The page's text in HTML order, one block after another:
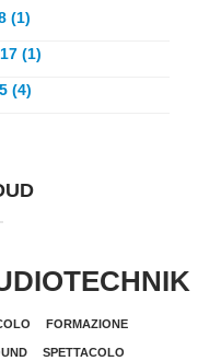
(1)
(1)
(4)
FORMAZIONE
SPETTACOLO